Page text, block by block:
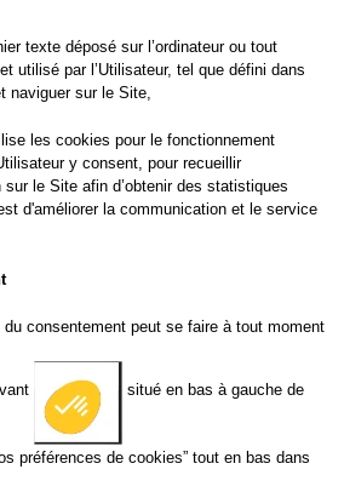
texte déposé sur l’ordinateur ou tout
utilisé par l’Utilisateur, tel que défini dans
naviguer sur le Site,
les cookies pour le fonctionnement
y consent, pour recueillir
sur le Site afin d’obtenir des statistiques
d'améliorer la communication et le service
consentement peut se faire à tout moment
situé en bas à gauche de
préférences de cookies” tout en bas dans